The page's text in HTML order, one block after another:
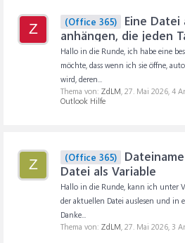
Z (Office 365)
Eine
anhängen, die jeden
Hallo in die Runde, ich habe eine
möchte, dass wenn ich sie öffne,
wird, deren...
Thema von: ZdLM, 27. Mai 2026, 4
Outlook Hilfe
Z (Office 365)
Datei als Variable
Hallo in die Runde, kann ich unter
der aktuellen Datei auslesen und in
Danke...
Thema von: ZdLM, 27. Mai 2026, 3